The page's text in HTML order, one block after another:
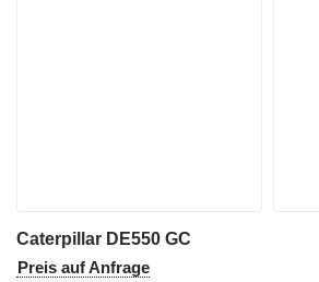
Caterpillar DE550 GC
Preis auf Anfrage